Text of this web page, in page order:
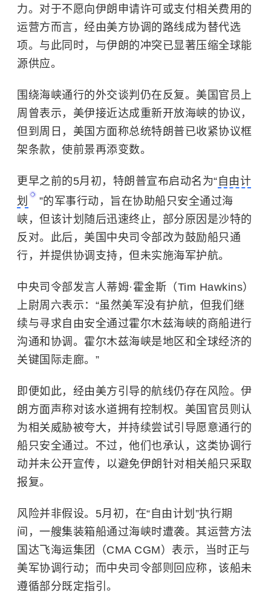
力。对于不愿向伊朗申请许可或支付相关费用的
运营方而言，经由美方协调的路线成为替代选
项。与此同时，与伊朗的冲突已显著压缩全球能
源供应。
围绕海峡通行的外交谈判仍在反复。美国官员上
周曾表示，美伊接近达成重新开放海峡的协议，
但到周日，美国方面称总统特朗普已收紧协议框
架条款，使前景再添变数。
更早之前的5月初，特朗普宣布启动名为“ 自由计
划
”的军事行动，旨在协助船只安全通过海
峡，但该计划随后迅速终止，部分原因是沙特的
反对。此后，美国中央司令部改为鼓励船只通
行，并提供协调支持，但未实施海军护航。
中央司令部发言人蒂姆·霍金斯（Tim Hawkins）
上尉周六表示：“虽然美军没有护航，但我们继
续与寻求自由安全通过霍尔木兹海峡的商船进行
沟通和协调。霍尔木兹海峡是地区和全球经济的
关键国际走廊。”
即便如此，经由美方引导的航线仍存在风险。伊
朗方面声称对该水道拥有控制权。美国官员则认
为相关威胁被夸大，并持续尝试引导愿意通行的
船只安全通过。不过，他们也承认，这类协调行
动并未公开宣传，以避免伊朗针对相关船只采取
报复。
风险并非假设。5月初，在“自由计划”执行期
间，一艘集装箱船通过海峡时遭袭。其运营方法
国达飞海运集团（CMA CGM）表示，当时正与
美军协调行动；而中央司令部则回应称，该船未
遵循部分既定指引。